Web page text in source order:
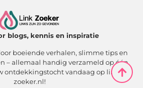
blogs, kennis en inspiratie
boeiende verhalen, slimme tips en
– allemaal handig verzameld op één
ontdekkingstocht vandaag op link-
zoeker.nl!